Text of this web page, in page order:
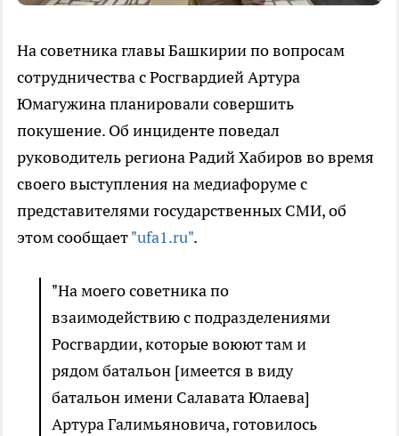
На советника главы Башкирии по вопросам
сотрудничества с Росгвардией Артура
Юмагужина планировали совершить
покушение. Об инциденте поведал
руководитель региона Радий Хабиров во время
своего выступления на медиафоруме с
представителями государственных СМИ, об
этом сообщает"ufa1.ru".
"На моего советника по
взаимодействию с подразделениями
Росгвардии, которые воюют там и
рядом батальон [имеется в виду
батальон имени Салавата Юлаева]
Артура Галимьяновича, готовилось